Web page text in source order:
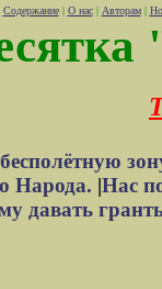
Содержание| О нас| Авторам|
Народа. |Нас
давать